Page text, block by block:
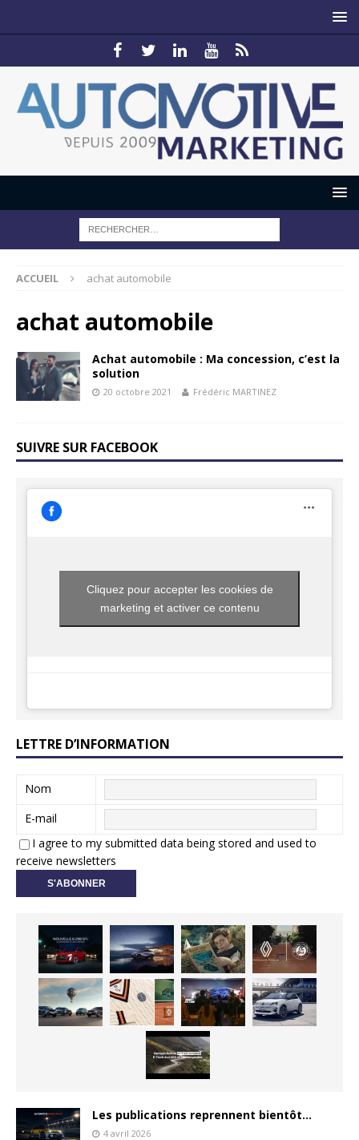
ACCUEIL achat automobile
achat automobile
Achat automobile : Ma concession, c’est la
solution
20 octobre 2021 Frédéric MARTINEZ
SUIVRE SUR FACEBOOK
Cliquez pour accepter les cookies de
marketing et activer ce contenu
LETTRE D’INFORMATION
Nom
E-mail
I agree to my submitted data being stored and used to
receive newsletters
Les publications reprennent bientôt…
4 avril 2026